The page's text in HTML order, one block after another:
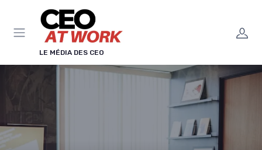
LE MÉDIA DES CEO
Panneau de gestion des cookies